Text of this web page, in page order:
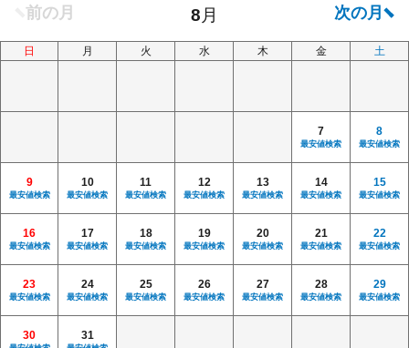
日 月 火 水 木 金 土
7
最安値検索
8
最安値検索
9
最安値検索
10
最安値検索
11
最安値検索
12
最安値検索
13
最安値検索
14
最安値検索
15
最安値検索
16
最安値検索
17
最安値検索
18
最安値検索
19
最安値検索
20
最安値検索
21
最安値検索
22
最安値検索
23
最安値検索
24
最安値検索
25
最安値検索
26
最安値検索
27
最安値検索
28
最安値検索
29
最安値検索
30 31